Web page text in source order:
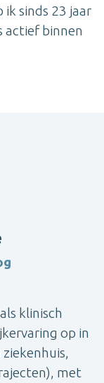
sinds 23 jaar
actief binnen
klinisch
op in
met